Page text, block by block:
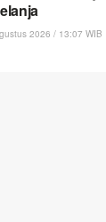
2026 / 13:07 WIB